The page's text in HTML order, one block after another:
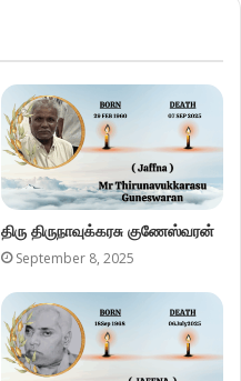
திரு திருநாவுக்கரசு குணேஸ்வரன்
September 8, 2025